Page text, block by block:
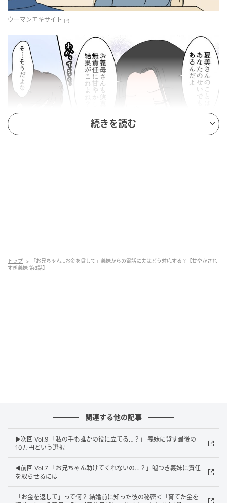
ウーマンエキサイト
ウーマンエキサイト
続きを読む
トップ
「お兄ちゃん…お金を貸して」義妹からの電話に夫はどう対応する？【甘やかされ
すぎ義妹 第8話】
関連する他の記事
▶︎次回 Vol.9 「私の手も誰かの役に立てる…？」 義妹に貸す最後の
10万円という選択
◀︎前回 Vol.7 「お兄ちゃん助けてくれないの…？」嘘つき義妹に責任
を取らせるには
「お金を返して」って何？ 結婚前に知った彼の秘密＜「育てた金を